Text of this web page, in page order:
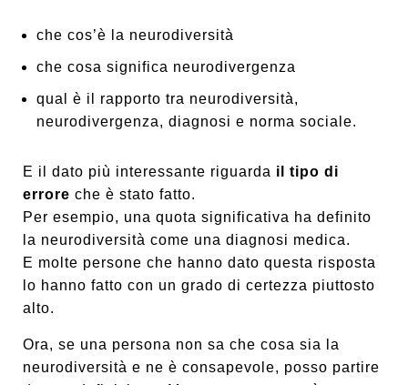
che cos’è la neurodiversità
che cosa significa neurodivergenza
qual è il rapporto tra neurodiversità,
neurodivergenza, diagnosi e norma sociale.
E il dato più interessante riguarda il tipo di
errore che è stato fatto.
Per esempio, una quota significativa ha definito
la neurodiversità come una diagnosi medica.
E molte persone che hanno dato questa risposta
lo hanno fatto con un grado di certezza piuttosto
alto.
Ora, se una persona non sa che cosa sia la
neurodiversità e ne è consapevole, posso partire